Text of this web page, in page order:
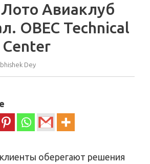
Авиаклуб
OBEC Technical
Center
Dey
оберегают решения